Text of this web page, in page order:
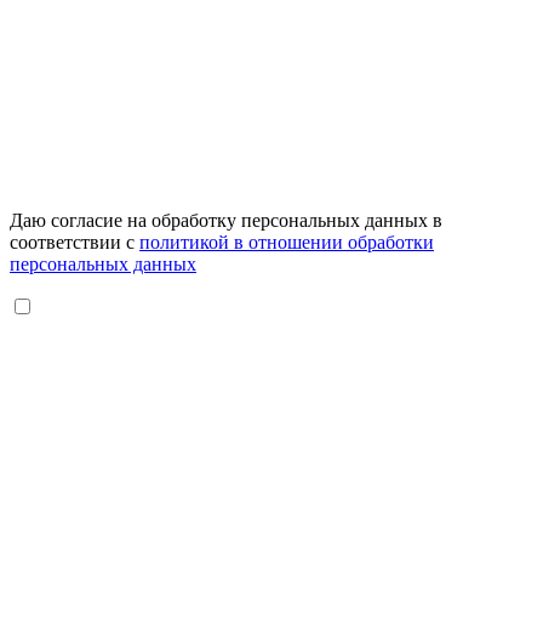
Даю согласие на обработку персональных данных в
соответствии с политикой в отношении обработки
персональных данных